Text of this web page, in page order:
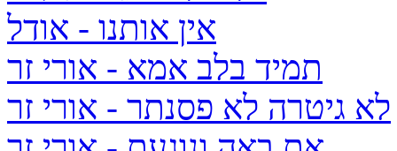
אין אותנו - אודל
תמיד בלב אמא - אורי זר
לא גיטרה לא פסנתר - אורי זר